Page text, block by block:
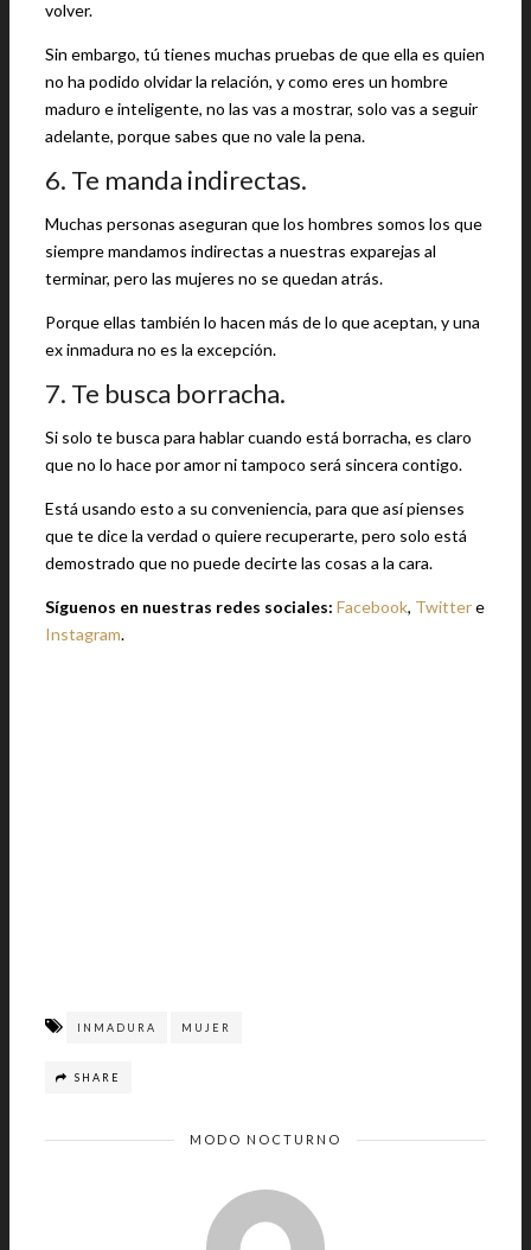
volver.
Sin embargo, tú tienes muchas pruebas de que ella es quien
no ha podido olvidar la relación, y como eres un hombre
maduro e inteligente, no las vas a mostrar, solo vas a seguir
adelante, porque sabes que no vale la pena.
6. Te manda indirectas.
Muchas personas aseguran que los hombres somos los que
siempre mandamos indirectas a nuestras exparejas al
terminar, pero las mujeres no se quedan atrás.
Porque ellas también lo hacen más de lo que aceptan, y una
ex inmadura no es la excepción.
7. Te busca borracha.
Si solo te busca para hablar cuando está borracha, es claro
que no lo hace por amor ni tampoco será sincera contigo.
Está usando esto a su conveniencia, para que así pienses
que te dice la verdad o quiere recuperarte, pero solo está
demostrado que no puede decirte las cosas a la cara.
Síguenos en nuestras redes sociales: Facebook, Twittere
Instagram.
INMADURA MUJER
SHARE
MODO NOCTURNO